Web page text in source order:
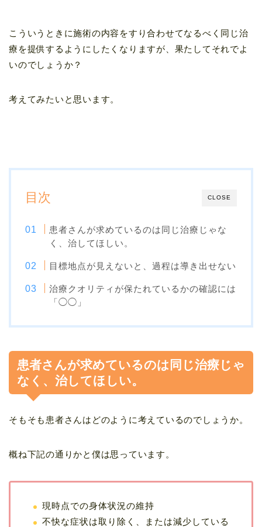
こういうときに施術の内容をすり合わせてなるべく同じ治
療を提供するようにしたくなりますが、果たしてそれでよ
いのでしょうか？
考えてみたいと思います。
CLOSE
目次
患者さんが求めているのは同じ治療じゃな
く、治してほしい。
目標地点が見えないと、過程は導き出せない
治療クオリティが保たれているかの確認には
「◯◯」
患者さんが求めているのは同じ治療じゃ
なく、治してほしい。
そもそも患者さんはどのように考えているのでしょうか。
概ね下記の通りかと僕は思っています。
現時点での身体状況の維持
不快な症状は取り除く、または減少している